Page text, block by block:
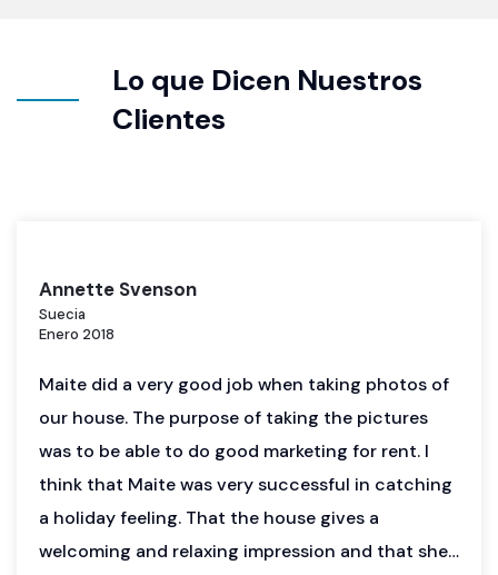
Lo que Dicen Nuestros
Clientes
Annette Svenson
Suecia
Enero 2018
Maite did a very good job when taking photos of
our house. The purpose of taking the pictures
was to be able to do good marketing for rent. I
think that Maite was very successful in catching
a holiday feeling. That the house gives a
welcoming and relaxing impression and that she